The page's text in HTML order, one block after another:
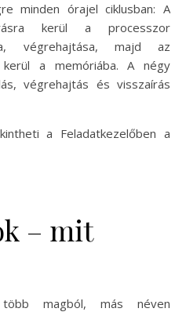
minden órajel ciklusban: A
kerül a processzor
végrehajtása, majd az
kerül a memóriába. A négy
végrehajtás és visszaírás
a Feladatkezelőben a
– mit
magból, más néven